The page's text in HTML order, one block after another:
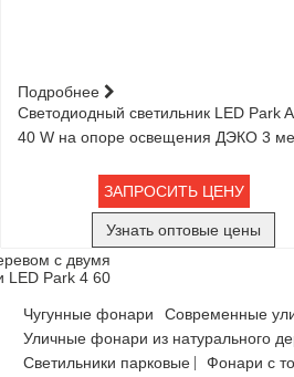
Подробнее
Светодиодный светильник LED Park
40 W на опоре освещения ДЭКО 3
ЗАПРОСИТЬ ЦЕНУ
Узнать оптовые цены
с двумя
LED Park 4 60
Чугунные фонари Современные
Уличные фонари из натурального
Светильники парковые
Фонари с